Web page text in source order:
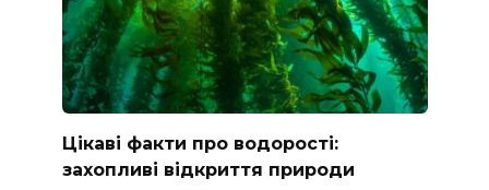
Цікаві факти про водорості:
захопливі відкриття природи